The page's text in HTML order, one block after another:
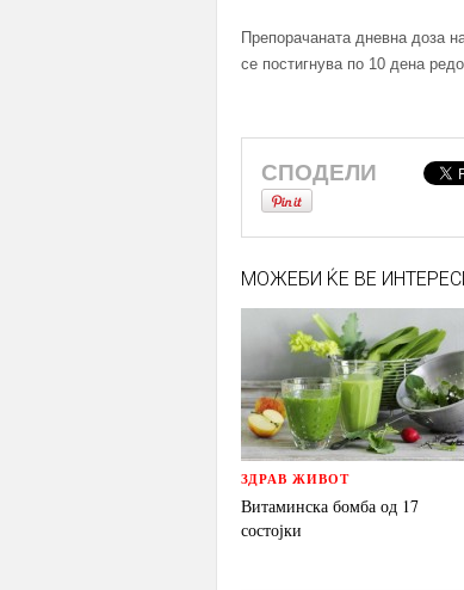
Препорачаната дневна доза
се постигнува по 10 дена
СПОДЕЛИ
МОЖЕБИ ЌЕ ВЕ
ЗДРАВ ЖИВОТ
Витаминска бомба од 17
состојки